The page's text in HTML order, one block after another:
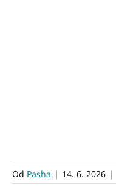
Od Pasha | 14. 6. 2026 |